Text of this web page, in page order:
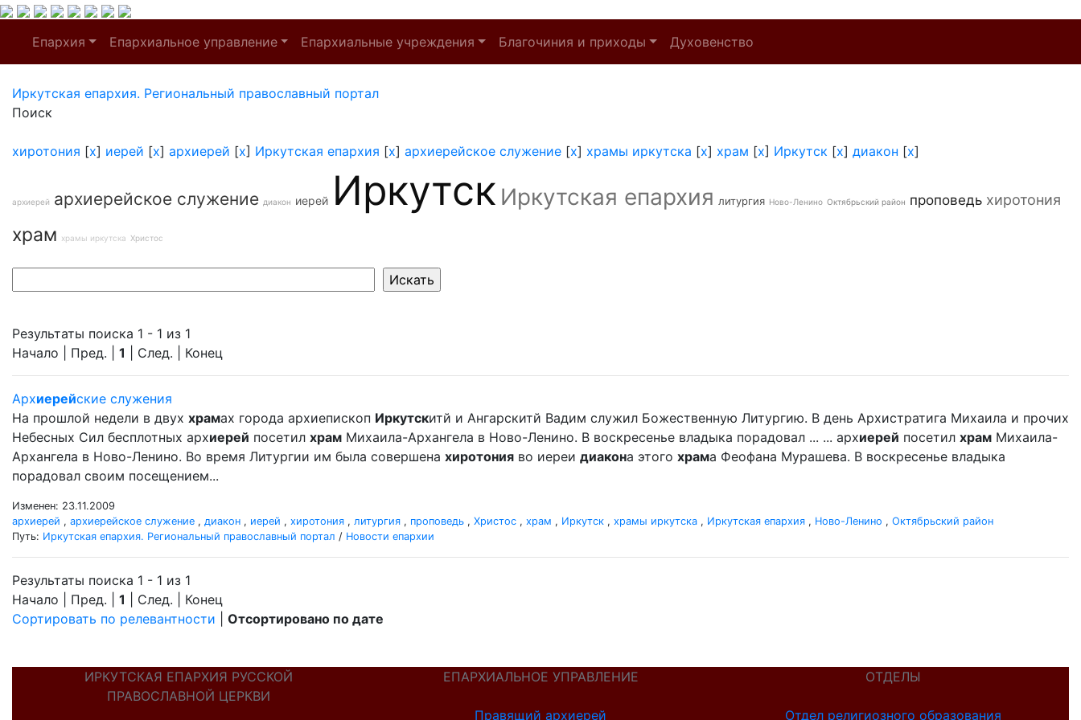
Епархия Епархиальное управление Епархиальные учреждения Благочиния и приходы Духовенство
Иркутская епархия. Региональный православный портал
Поиск
хиротония [x] иерей [x] архиерей [x] Иркутская епархия [x] архиерейское служение [x] храмы иркутска [x] храм [x] Иркутск [x] диакон [x]
архиерей архиерейское служение диакон иерей Иркутск Иркутская епархия литургия Ново-Ленино Октябрьский район проповедь хиротония
храм храмы иркутска Христос
Результаты поиска 1 - 1 из 1
Начало | Пред. | 1 | След. | Конец
Архиерейские служения
На прошлой недели в двух храмах города архиепископ Иркутскитй и Ангарскитй Вадим служил Божественную Литургию. В день Архистратига Михаила и прочих
Небесных Сил бесплотных архиерей посетил храм Михаила-Архангела в Ново-Ленино. В воскресенье владыка порадовал ... ... архиерей посетил храм Михаила-
Архангела в Ново-Ленино. Во время Литургии им была совершена хиротония во иереи диакона этого храма Феофана Мурашева. В воскресенье владыка
порадовал своим посещением...
Изменен: 23.11.2009
архиерей , архиерейское служение , диакон , иерей , хиротония , литургия , проповедь , Христос , храм , Иркутск , храмы иркутска , Иркутская епархия , Ново-Ленино , Октябрьский район
Путь: Иркутская епархия. Региональный православный портал / Новости епархии
Результаты поиска 1 - 1 из 1
Начало | Пред. | 1 | След. | Конец
Сортировать по релевантности
Отсортировано по дате
ИРКУТСКАЯ ЕПАРХИЯ РУССКОЙ
ПРАВОСЛАВНОЙ ЦЕРКВИ
ЕПАРХИАЛЬНОЕ УПРАВЛЕНИЕ
Правящий архиерей
ОТДЕЛЫ
Отдел религиозного образования